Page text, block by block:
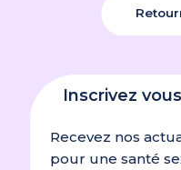
Inscrivez
Recevez nos
pour une santé